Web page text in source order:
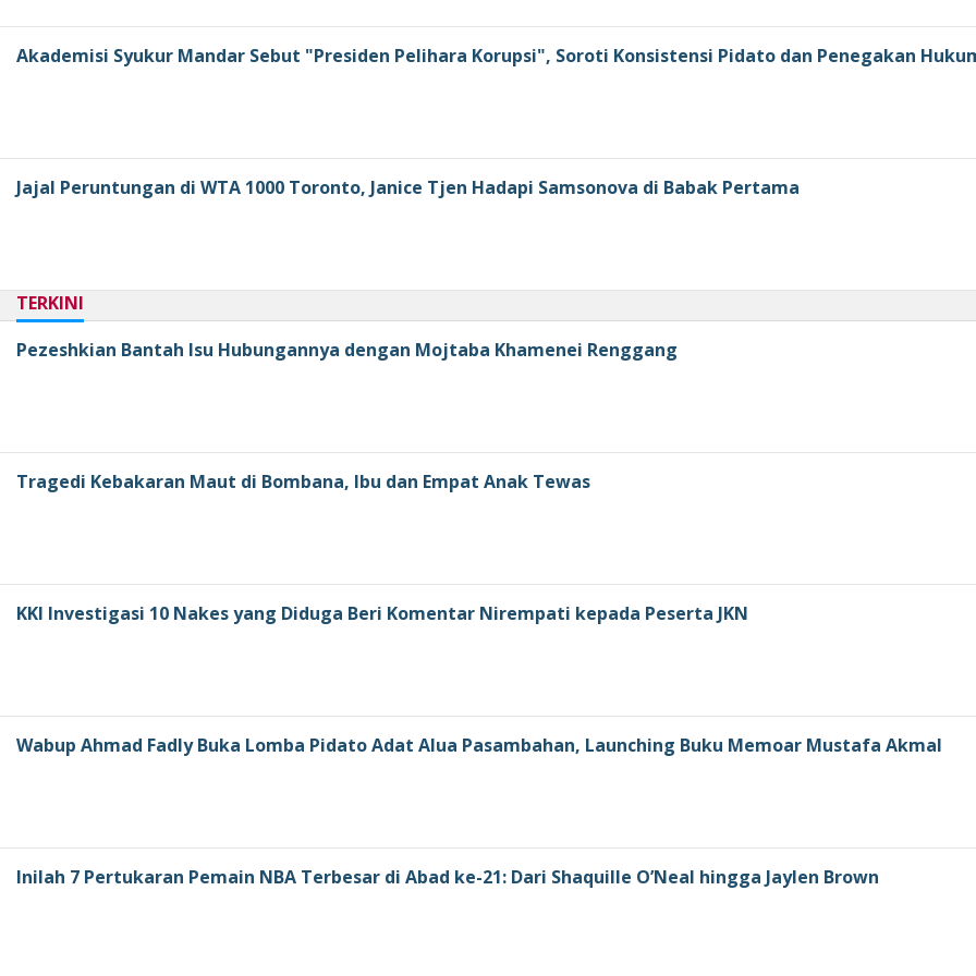
Akademisi Syukur Mandar Sebut "Presiden Pelihara Korupsi", Soroti Konsistensi Pidato dan Penegakan
Jajal Peruntungan di WTA 1000 Toronto, Janice Tjen Hadapi Samsonova di Babak Pertama
TERKINI
Pezeshkian Bantah Isu Hubungannya dengan Mojtaba Khamenei Renggang
Tragedi Kebakaran Maut di Bombana, Ibu dan Empat Anak Tewas
KKI Investigasi 10 Nakes yang Diduga Beri Komentar Nirempati kepada Peserta JKN
Wabup Ahmad Fadly Buka Lomba Pidato Adat Alua Pasambahan, Launching Buku Memoar Mustafa Akmal
Inilah 7 Pertukaran Pemain NBA Terbesar di Abad ke-21: Dari Shaquille O’Neal hingga Jaylen Brown